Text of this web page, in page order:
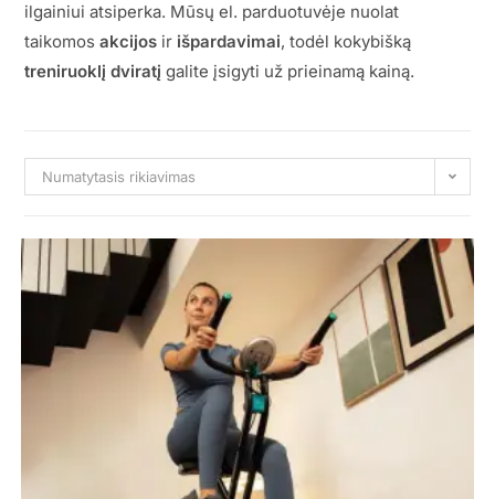
ilgainiui atsiperka. Mūsų el. parduotuvėje nuolat
taikomosakcijos ir išpardavimai, todėl kokybišką
treniruoklį dviratį galite įsigyti už prieinamą kainą.
Numatytasis rikiavimas